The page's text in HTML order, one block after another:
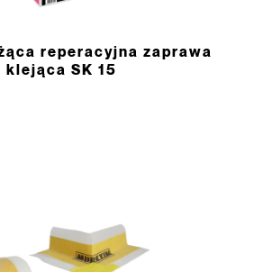
reperacyjna zaprawa
klejąca SK 15